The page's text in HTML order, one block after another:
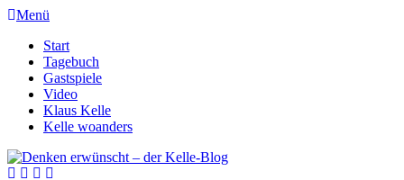
Menü
Start
Tagebuch
Gastspiele
Video
Klaus Kelle
Kelle woanders